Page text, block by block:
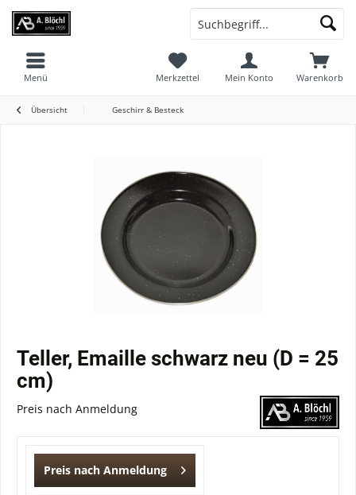
Warenkorb
Merkzettel Mein Konto
Menü
Übersicht Geschirr & Besteck
Teller, Emaille schwarz neu (D = 25
cm)
Preis nach Anmeldung
Preis nach Anmeldung